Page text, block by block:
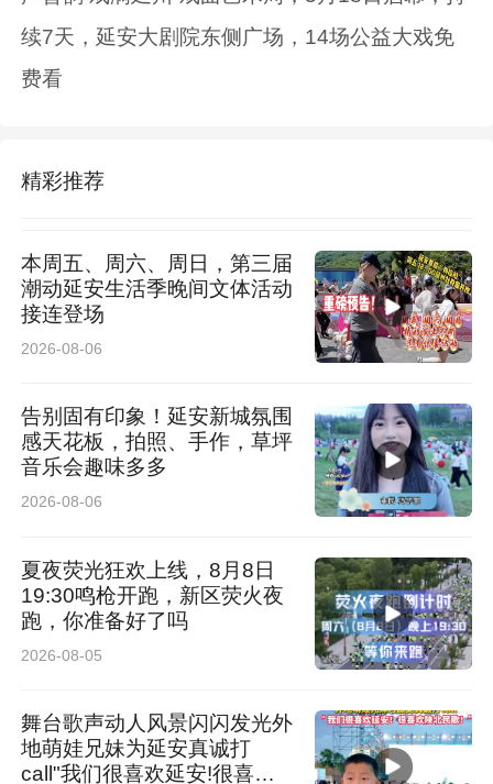
续7天，延安大剧院东侧广场，14场公益大戏免
费看
精彩推荐
本周五、周六、周日，第三届
潮动延安生活季晚间文体活动
接连登场
2026-08-06
告别固有印象！延安新城氛围
感天花板，拍照、手作，草坪
音乐会趣味多多
2026-08-06
夏夜荧光狂欢上线，8月8日
19:30鸣枪开跑，新区荧火夜
跑，你准备好了吗
2026-08-05
舞台歌声动人风景闪闪发光外
地萌娃兄妹为延安真诚打
call"我们很喜欢延安!很喜欢